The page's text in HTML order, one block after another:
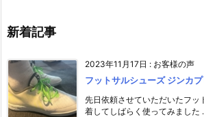
新着記事
2023年11月17日 : お客様の声
フットサルシューズ ジンカプ
先日依頼させていただいたフッ
着してしばらく使ってみました